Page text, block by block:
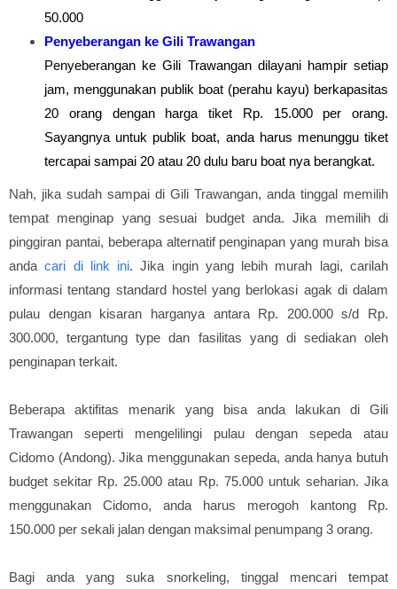
50.000
Penyeberangan ke Gili Trawangan
Penyeberangan ke Gili Trawangan dilayani hampir setiap
jam, menggunakan publik boat (perahu kayu) berkapasitas
20 orang dengan harga tiket Rp. 15.000 per orang.
Sayangnya untuk publik boat, anda harus menunggu tiket
tercapai sampai 20 atau 20 dulu baru boat nya berangkat.
Nah, jika sudah sampai di Gili Trawangan, anda tinggal memilih
tempat menginap yang sesuai budget anda. Jika memilih di
pinggiran pantai, beberapa alternatif penginapan yang murah bisa
andacari di link ini. Jika ingin yang lebih murah lagi, carilah
informasi tentang standard hostel yang berlokasi agak di dalam
pulau dengan kisaran harganya antara Rp. 200.000 s/d Rp.
300.000, tergantung type dan fasilitas yang di sediakan oleh
penginapan terkait.
Beberapa aktifitas menarik yang bisa anda lakukan di Gili
Trawangan seperti mengelilingi pulau dengan sepeda atau
Cidomo (Andong). Jika menggunakan sepeda, anda hanya butuh
budget sekitar Rp. 25.000 atau Rp. 75.000 untuk seharian. Jika
menggunakan Cidomo, anda harus merogoh kantong Rp.
150.000 per sekali jalan dengan maksimal penumpang 3 orang.
Bagi anda yang suka snorkeling, tinggal mencari tempat